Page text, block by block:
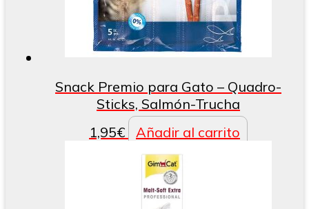
Snack Premio para Gato – Quadro-
Sticks, Salmón-Trucha
1,95€ Añadir al carrito